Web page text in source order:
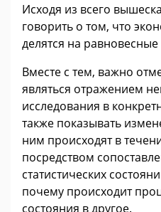
Исходя из всего
говорить о том, что
делятся на
Вместе с тем, важно
являться отражением
исследования в
также показывать
ним происходят в
посредством
статистических
почему происходит
состояния в другое.